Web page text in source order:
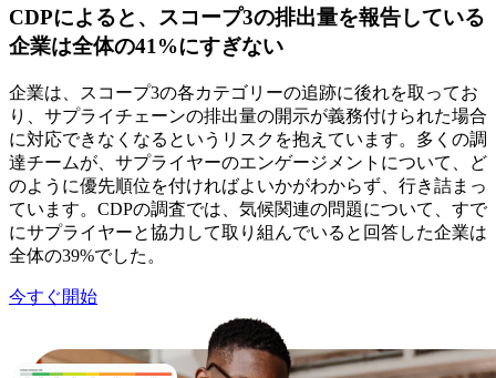
CDPによると、スコープ3の排出量を報告している
企業は全体の41%にすぎない
企業は、スコープ3の各カテゴリーの追跡に後れを取ってお
り、サプライチェーンの排出量の開示が義務付けられた場合
に対応できなくなるというリスクを抱えています。多くの調
達チームが、サプライヤーのエンゲージメントについて、ど
のように優先順位を付ければよいかがわからず、行き詰まっ
ています。CDPの調査では、気候関連の問題について、すで
にサプライヤーと協力して取り組んでいると回答した企業は
全体の39%でした。
今すぐ開始